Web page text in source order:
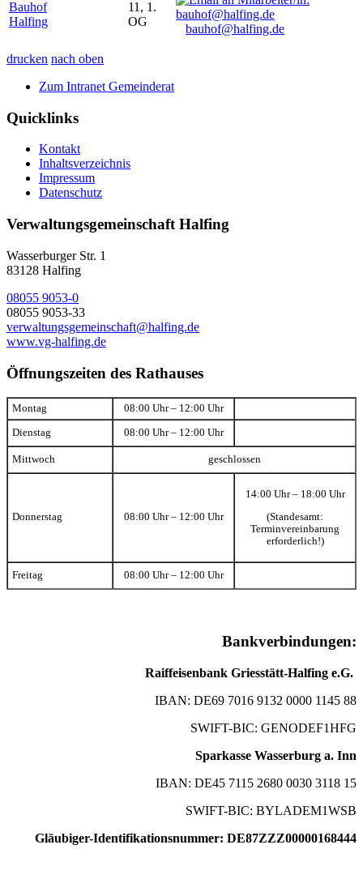
Bauhof
Halfing
11, 1.
OG
bauhof@halfing.de
drucken nach oben
Zum Intranet Gemeinderat
Quicklinks
Kontakt
Inhaltsverzeichnis
Impressum
Datenschutz
Verwaltungsgemeinschaft Halfing
Wasserburger Str. 1
83128 Halfing
08055 9053-0
08055 9053-33
verwaltungsgemeinschaft@halfing.de
www.vg-halfing.de
Öffnungszeiten des Rathauses
Montag 08:00 Uhr – 12:00 Uhr
Dienstag 08:00 Uhr – 12:00 Uhr
Mittwoch geschlossen
Donnerstag 08:00 Uhr – 12:00 Uhr
14:00 Uhr – 18:00 Uhr
(Standesamt:
Terminvereinbarung
erforderlich!)
Freitag 08:00 Uhr – 12:00 Uhr
Bankverbindungen:
Raiffeisenbank Griesstätt-Halfing e.G.
IBAN: DE69 7016 9132 0000 1145 88
SWIFT-BIC: GENODEF1HFG
Sparkasse Wasserburg a. Inn
IBAN: DE45 7115 2680 0030 3118 15
SWIFT-BIC: BYLADEM1WSB
Gläubiger-Identifikationsnummer: DE87ZZZ00000168444